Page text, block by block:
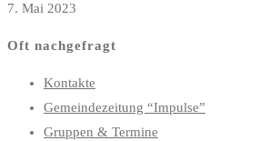
7. Mai 2023
Oft nachgefragt
Kontakte
Gemeindezeitung “Impulse”
Gruppen & Termine